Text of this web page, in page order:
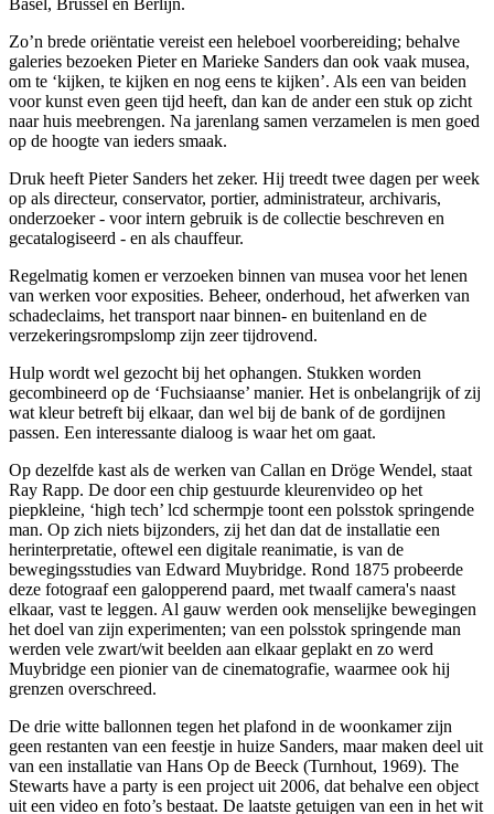
Zo’n brede oriëntatie vereist een heleboel voorbereiding; behalve
galeries bezoeken Pieter en Marieke Sanders dan ook vaak musea,
om te ‘kijken, te kijken en nog eens te kijken’. Als een van beiden
voor kunst even geen tijd heeft, dan kan de ander een stuk op zicht
naar huis meebrengen. Na jarenlang samen verzamelen is men goed
op de hoogte van ieders smaak.
Druk heeft Pieter Sanders het zeker. Hij treedt twee dagen per week
op als directeur, conservator, portier, administrateur, archivaris,
onderzoeker - voor intern gebruik is de collectie beschreven en
gecatalogiseerd - en als chauffeur.
Regelmatig komen er verzoeken binnen van musea voor het lenen
van werken voor exposities. Beheer, onderhoud, het afwerken van
schadeclaims, het transport naar binnen- en buitenland en de
verzekeringsrompslomp zijn zeer tijdrovend.
Hulp wordt wel gezocht bij het ophangen. Stukken worden
gecombineerd op de ‘Fuchsiaanse’ manier. Het is onbelangrijk of zij
wat kleur betreft bij elkaar, dan wel bij de bank of de gordijnen
passen. Een interessante dialoog is waar het om gaat.
Op dezelfde kast als de werken van Callan en Dröge Wendel, staat
Ray Rapp. De door een chip gestuurde kleurenvideo op het
piepkleine, ‘high tech’ lcd schermpje toont een polsstok springende
man. Op zich niets bijzonders, zij het dan dat de installatie een
herinterpretatie, oftewel een digitale reanimatie, is van de
bewegingsstudies van Edward Muybridge. Rond 1875 probeerde
deze fotograaf een galopperend paard, met twaalf camera's naast
elkaar, vast te leggen. Al gauw werden ook menselijke bewegingen
het doel van zijn experimenten; van een polsstok springende man
werden vele zwart/wit beelden aan elkaar geplakt en zo werd
Muybridge een pionier van de cinematografie, waarmee ook hij
grenzen overschreed.
De drie witte ballonnen tegen het plafond in de woonkamer zijn
geen restanten van een feestje in huize Sanders, maar maken deel uit
van een installatie van Hans Op de Beeck (Turnhout, 1969). The
Stewarts have a party is een project uit 2006, dat behalve een object
uit een video en foto’s bestaat. De laatste getuigen van een in het wit